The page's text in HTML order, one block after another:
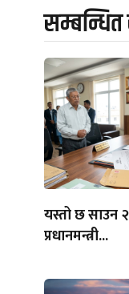
यस्तो छ साउन
प्रधानमन्त्री...